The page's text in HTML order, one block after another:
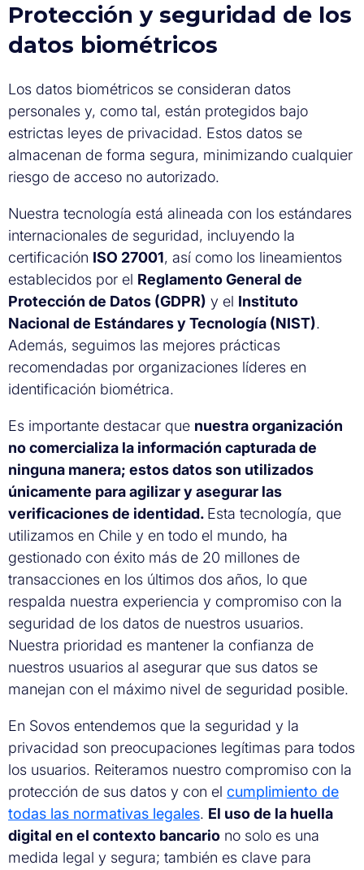
Protección y seguridad de los
datos biométricos
Los datos biométricos se consideran datos
personales y, como tal, están protegidos bajo
estrictas leyes de privacidad. Estos datos se
almacenan de forma segura, minimizando cualquier
riesgo de acceso no autorizado.
Nuestra tecnología está alineada con los estándares
internacionales de seguridad, incluyendo la
certificación ISO 27001, así como los lineamientos
establecidos por el Reglamento General de
Protección de Datos (GDPR) y el Instituto
Nacional de Estándares y Tecnología (NIST).
Además, seguimos las mejores prácticas
recomendadas por organizaciones líderes en
identificación biométrica.
Es importante destacar que nuestra organización
no comercializa la información capturada de
ninguna manera; estos datos son utilizados
únicamente para agilizar y asegurar las
verificaciones de identidad. Esta tecnología, que
utilizamos en Chile y en todo el mundo, ha
gestionado con éxito más de 20 millones de
transacciones en los últimos dos años, lo que
respalda nuestra experiencia y compromiso con la
seguridad de los datos de nuestros usuarios.
Nuestra prioridad es mantener la confianza de
nuestros usuarios al asegurar que sus datos se
manejan con el máximo nivel de seguridad posible.
En Sovos entendemos que la seguridad y la
privacidad son preocupaciones legítimas para todos
los usuarios. Reiteramos nuestro compromiso con la
protección de sus datos y con el cumplimiento de
todas las normativas legales. El uso de la huella
digital en el contexto bancario no solo es una
medida legal y segura; también es clave para